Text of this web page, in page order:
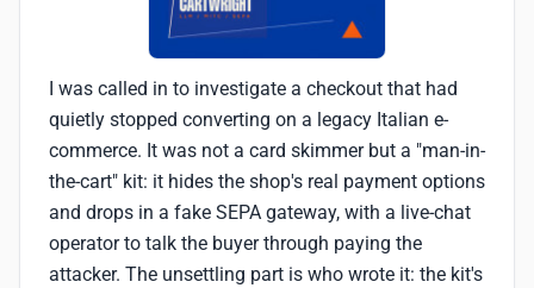
I was called in to investigate a checkout that had
quietly stopped converting on a legacy Italian e-
commerce. It was not a card skimmer but a "man-in-
the-cart" kit: it hides the shop's real payment options
and drops in a fake SEPA gateway, with a live-chat
operator to talk the buyer through paying the
attacker. The unsettling part is who wrote it: the kit's